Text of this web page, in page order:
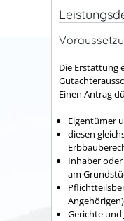
Die Erstattung
Einen Antrag
Eigentümer
diesen
Inhaber
am
Angehörigen)
Gerichte